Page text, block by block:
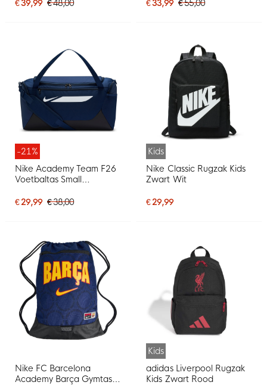
€ 39,99 € 48,00 € 33,99 € 55,00
-21%
Nike Academy Team F26
Voetbaltas Small
€ 29,99 € 38,00
Kids
Nike Classic Rugzak Kids
Zwart Wit
€ 29,99
Nike FC Barcelona
Academy Barça Gymtas
Kids
adidas Liverpool Rugzak
Kids Zwart Rood